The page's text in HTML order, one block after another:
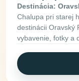
Destinácia:
Chalupa pri starej
destinácii Oravský
vybavenie, fotky a